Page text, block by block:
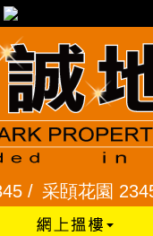
采頣花園 2345